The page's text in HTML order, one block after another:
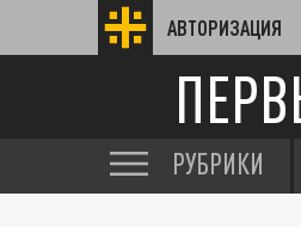
АВТОРИЗАЦИЯ
РУБРИКИ